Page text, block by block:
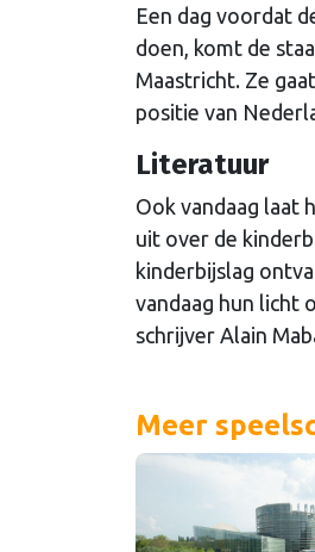
Een dag voordat
doen, komt de
Maastricht. Ze
positie van
Literatuur
Ook vandaag laat
uit over de
kinderbijslag
vandaag hun licht
schrijver Alain
Meer